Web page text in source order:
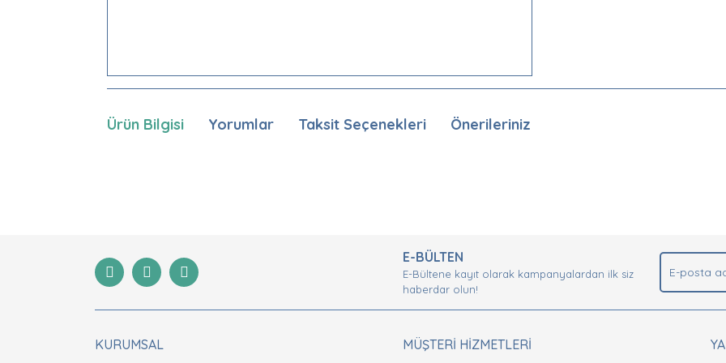
Ürün Bilgisi Yorumlar Taksit Seçenekleri Önerileriniz
Ürün açıklamasında eksik bilgiler bulunuyor.
Bu ürüne benzer farklı alternatifler olmalı.
E-BÜLTEN
E-Bültene kayıt olarak kampanyalardan ilk siz
haberdar olun!
KURUMSAL MÜŞTERİ HİZMETLERİ